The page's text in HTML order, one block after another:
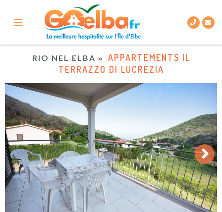
RIO NEL ELBA
APPARTEMENTS IL
TERRAZZO DI LUCREZIA
Next